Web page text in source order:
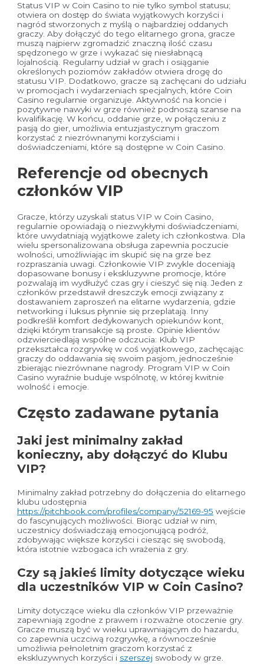
Status VIP w Coin Casino to nie tylko symbol statusu;
otwiera on dostęp do świata wyjątkowych korzyści i
nagród stworzonych z myślą o najbardziej oddanych
graczy. Aby dołączyć do tego elitarnego grona, gracze
muszą najpierw zgromadzić znaczną ilość czasu
spędzonego w grze i wykazać się niesłabnącą
lojalnością. Regularny udział w grach i osiąganie
określonych poziomów zakładów otwiera drogę do
statusu VIP. Dodatkowo, gracze są zachęcani do udziału
w promocjach i wydarzeniach specjalnych, które Coin
Casino regularnie organizuje. Aktywność na koncie i
pozytywne nawyki w grze również podnoszą szanse na
kwalifikację. W końcu, oddanie grze, w połączeniu z
pasją do gier, umożliwia entuzjastycznym graczom
korzystać z niezrównanymi korzyściami i
doświadczeniami, które są dostępne w Coin Casino.
Referencje od obecnych
członków VIP
Gracze, którzy uzyskali status VIP w Coin Casino,
regularnie opowiadają o niezwykłymi doświadczeniami,
które uwydatniają wyjątkowe zalety ich członkostwa. Dla
wielu spersonalizowana obsługa zapewnia poczucie
wolności, umożliwiając im skupić się na grze bez
rozpraszania uwagi. Członkowie VIP zwykle doceniają
dopasowane bonusy i ekskluzywne promocje, które
pozwalają im wydłużyć czas gry i cieszyć się nią. Jeden z
członków przedstawił dreszczyk emocji związany z
dostawaniem zaproszeń na elitarne wydarzenia, gdzie
networking i luksus płynnie się przeplatają. Inny
podkreślił komfort dedykowanych opiekunów kont,
dzięki którym transakcje są proste. Opinie klientów
odzwierciedlają wspólne odczucia: Klub VIP
przekształca rozgrywkę w coś wyjątkowego, zachęcając
graczy do oddawania się swoim pasjom, jednocześnie
zbierając niezrównane nagrody. Program VIP w Coin
Casino wyraźnie buduje wspólnotę, w której kwitnie
wolność i emocje.
Często zadawane pytania
Jaki jest minimalny zakład
konieczny, aby dołączyć do Klubu
VIP?
Minimalny zakład potrzebny do dołączenia do elitarnego
klubu udostępnia
https://pitchbook.com/profiles/company/52169-95 wejście
do fascynujących możliwości. Biorąc udział w nim,
uczestnicy doświadczają emocjonującą podróż,
zdobywając większe korzyści i ciesząc się swobodą,
która istotnie wzbogaca ich wrażenia z gry.
Czy są jakieś limity dotyczące wieku
dla uczestników VIP w Coin Casino?
Limity dotyczące wieku dla członków VIP przeważnie
zapewniają zgodne z prawem i rozważne otoczenie gry.
Gracze muszą być w wieku uprawniającym do hazardu,
co zapewnia uczciwą rozgrywkę, a równocześnie
umożliwia pełnoletnim graczom korzystać z
ekskluzywnych korzyści i szerszej swobody w grze.